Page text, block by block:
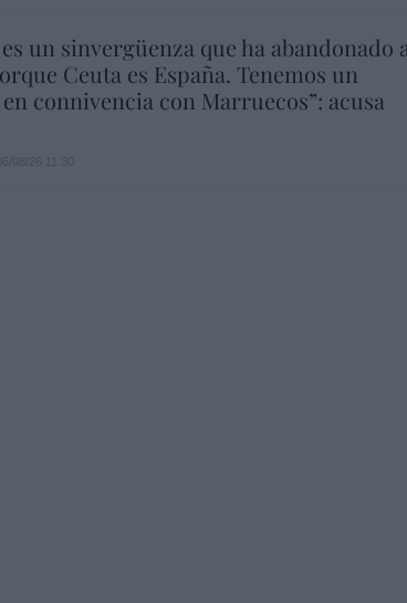
un sinvergüenza que ha abandonado a
Ceuta es España. Tenemos un
connivencia con Marruecos”: acusa